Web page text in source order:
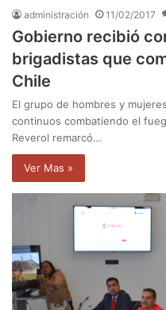
administración 11/02/2017
Gobierno recibió
brigadistas que
Chile
El grupo de hombres y
continuos combatiendo el
Reverol remarcó…
Ver Mas »